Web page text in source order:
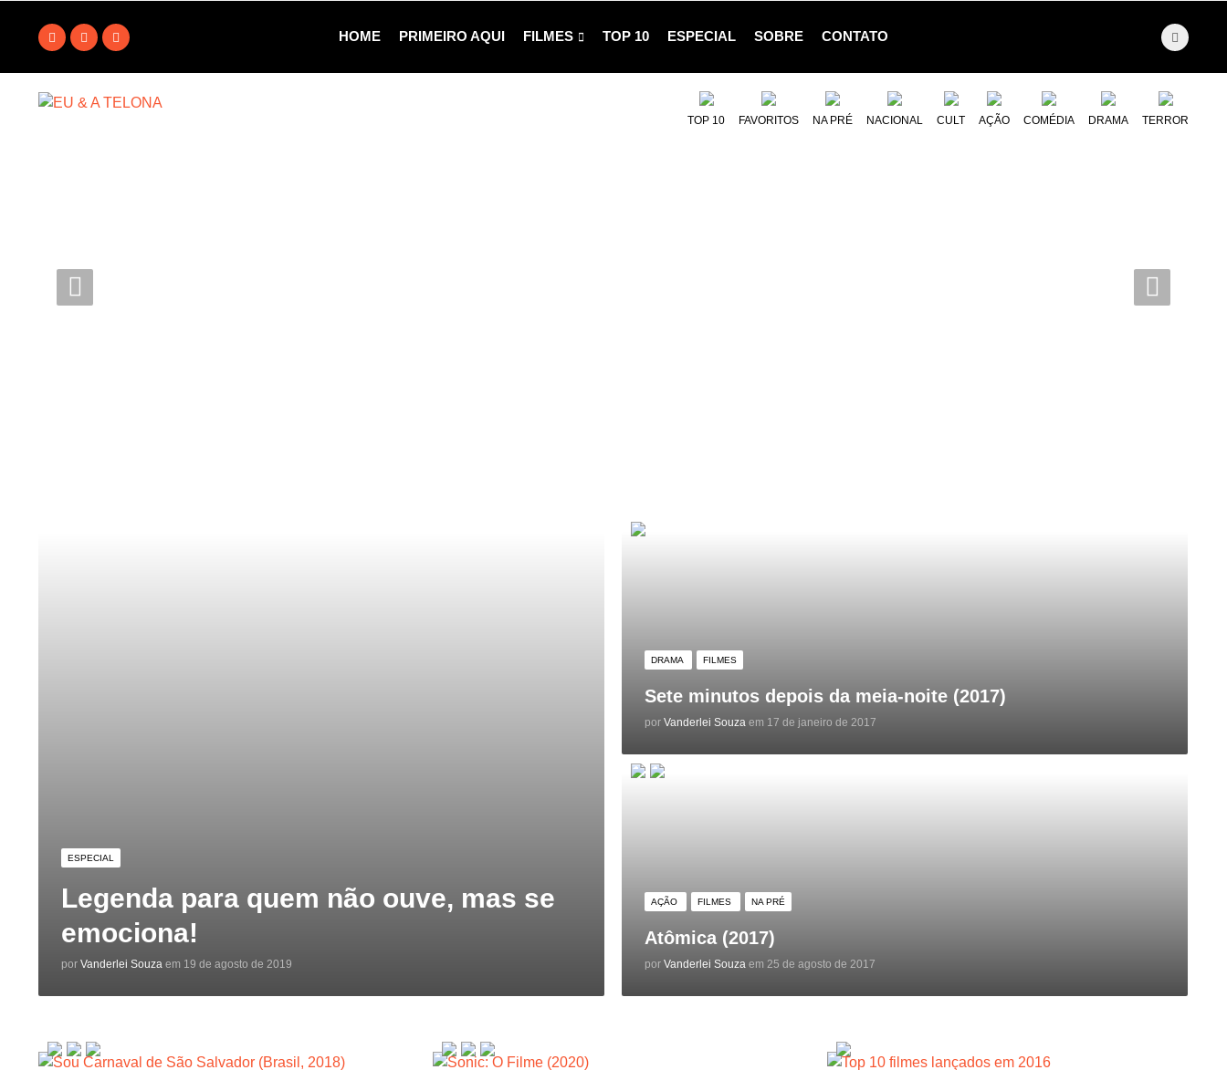
HOME PRIMEIRO AQUI FILMES TOP 10 ESPECIAL SOBRE CONTATO
TOP 10 FAVORITOS NA PRÉ NACIONAL CULT AÇÃO COMÉDIA DRAMA TERROR
ESPECIAL
Legenda para quem não ouve, mas se
emociona!
por Vanderlei Souza em 19 de agosto de 2019
DRAMA FILMES
Sete minutos depois da meia-noite (2017)
porVanderlei Souza em 17 de janeiro de 2017
AÇÃO FILMES NA PRÉ
Atômica (2017)
porVanderlei Souza em 25 de agosto de 2017